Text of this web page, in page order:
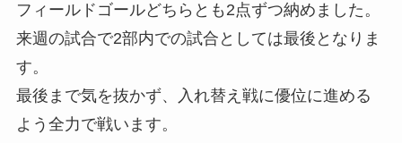
フィールドゴールどちらとも2点ずつ納めました。
来週の試合で2部内での試合としては最後となりま
す。
最後まで気を抜かず、入れ替え戦に優位に進める
よう全力で戦います。